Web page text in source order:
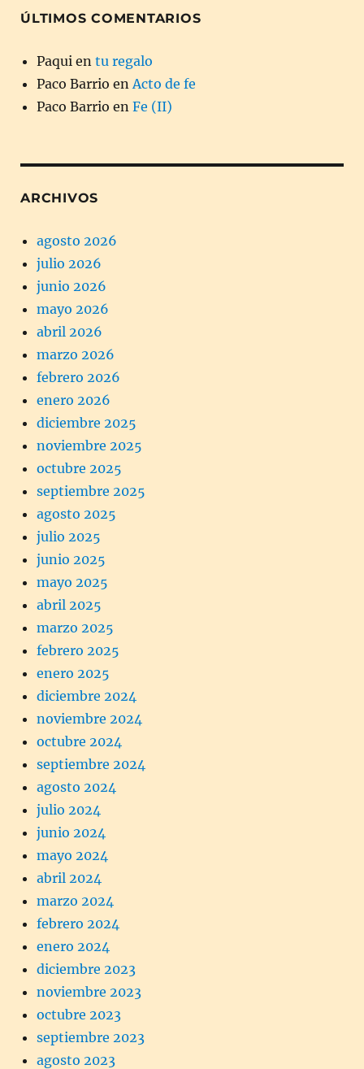
ÚLTIMOS COMENTARIOS
Paqui en tu regalo
Paco Barrio en Acto de fe
Paco Barrio en Fe (II)
ARCHIVOS
agosto 2026
julio 2026
junio 2026
mayo 2026
abril 2026
marzo 2026
febrero 2026
enero 2026
diciembre 2025
noviembre 2025
octubre 2025
septiembre 2025
agosto 2025
julio 2025
junio 2025
mayo 2025
abril 2025
marzo 2025
febrero 2025
enero 2025
diciembre 2024
noviembre 2024
octubre 2024
septiembre 2024
agosto 2024
julio 2024
junio 2024
mayo 2024
abril 2024
marzo 2024
febrero 2024
enero 2024
diciembre 2023
noviembre 2023
octubre 2023
septiembre 2023
agosto 2023